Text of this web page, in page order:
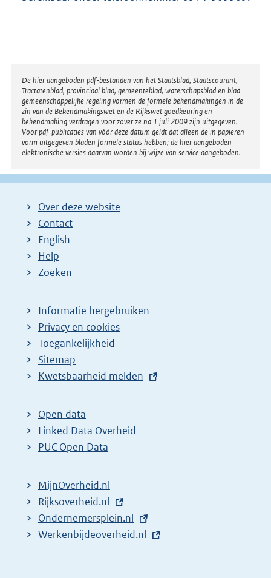
Disclaimer
De hier aangeboden pdf-bestanden van het Staatsblad, Staatscourant,
Tractatenblad, provinciaal blad, gemeenteblad, waterschapsblad en blad
gemeenschappelijke regeling vormen de formele bekendmakingen in de
zin van de Bekendmakingswet en de Rijkswet goedkeuring en
bekendmaking verdragen voor zover ze na 1 juli 2009 zijn uitgegeven.
Voor pdf-publicaties van vóór deze datum geldt dat alleen de in papieren
vorm uitgegeven bladen formele status hebben; de hier aangeboden
elektronische versies daarvan worden bij wijze van service aangeboden.
Over deze website
Contact
English
Help
Zoeken
Informatie hergebruiken
Privacy en cookies
Toegankelijkheid
Sitemap
E
t
e
r
l
i
n
k
Kwetsbaarheid melden
Open data
Linked Data Overheid
PUC Open Data
MijnOverheid.nl
E
x
t
Rijksoverheid.nl
E
x
Ondernemersplein.nl
E
Werkenbijdeoverheid.nl